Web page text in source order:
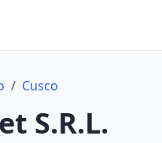
/ Cusco
S.R.L.